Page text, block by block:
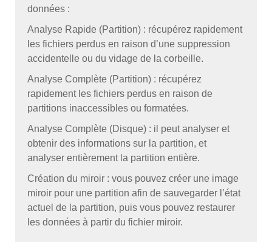
données :
Analyse Rapide (Partition) : récupérez rapidement
les fichiers perdus en raison d’une suppression
accidentelle ou du vidage de la corbeille.
Analyse Complète (Partition) : récupérez
rapidement les fichiers perdus en raison de
partitions inaccessibles ou formatées.
Analyse Complète (Disque) : il peut analyser et
obtenir des informations sur la partition, et
analyser entièrement la partition entière.
Création du miroir : vous pouvez créer une image
miroir pour une partition afin de sauvegarder l’état
actuel de la partition, puis vous pouvez restaurer
les données à partir du fichier miroir.